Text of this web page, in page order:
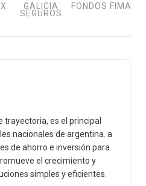
GALICIA
SEGUROS
FONDOS FIMA
trayectoria, es el principal
nacionales de argentina. a
de ahorro e inversión para
el crecimiento y
simples y eficientes.